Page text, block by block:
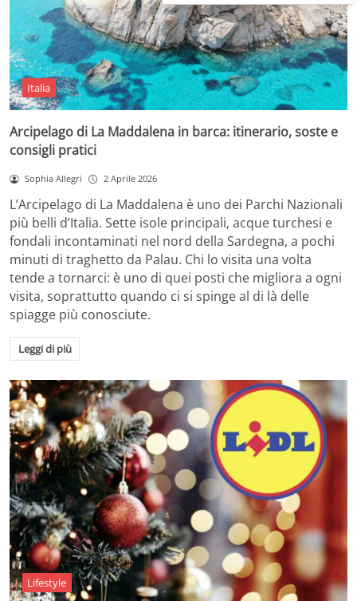
Italia
Arcipelago di La Maddalena in barca: itinerario, soste e
consigli pratici
Sophia Allegri 2 Aprile 2026
L’Arcipelago di La Maddalena è uno dei Parchi Nazionali
più belli d’Italia. Sette isole principali, acque turchesi e
fondali incontaminati nel nord della Sardegna, a pochi
minuti di traghetto da Palau. Chi lo visita una volta
tende a tornarci: è uno di quei posti che migliora a ogni
visita, soprattutto quando ci si spinge al di là delle
spiagge più conosciute.
Leggi di più
Lifestyle